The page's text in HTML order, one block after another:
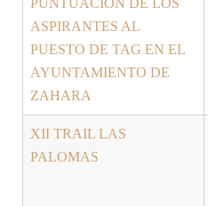
PUNTUACIÓN DE LOS
ASPIRANTES AL
PUESTO DE TAG EN EL
AYUNTAMIENTO DE
ZAHARA
XII TRAIL LAS
PALOMAS